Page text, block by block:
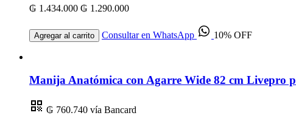
₲ 1.434.000 ₲ 1.290.000
Agregar al carrito Consultar en WhatsApp 10% OFF
Manija Anatómica con Agarre Wide 82 cm Livepro
₲ 760.740 vía Bancard